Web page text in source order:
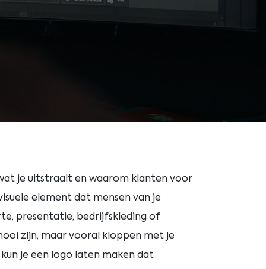
je uitstraalt en waarom klanten voor
element dat mensen van je
presentatie, bedrijfskleding of
zijn, maar vooral kloppen met je
je een logo laten maken dat